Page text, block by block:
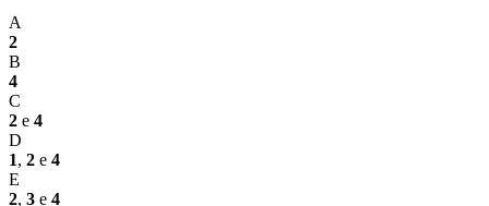
A
2
B
4
C
2 e 4
D
1, 2 e 4
E
2, 3 e 4